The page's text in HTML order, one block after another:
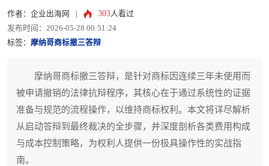
作者：企业出海网 303人看过
发布时间：2026-05-28 00:51:24
标签： 摩纳哥商标撤三答辩
摩纳哥商标撤三答辩，是针对商标因连续三年未使用而
被申请撤销的法律抗辩程序，其核心在于通过系统性的证据
准备与规范的流程操作，以维持商标权利。本文将详尽解析
从启动答辩到最终裁决的全步骤，并深度剖析各类费用构成
与成本控制策略，为权利人提供一份极具操作性的实战指
南。